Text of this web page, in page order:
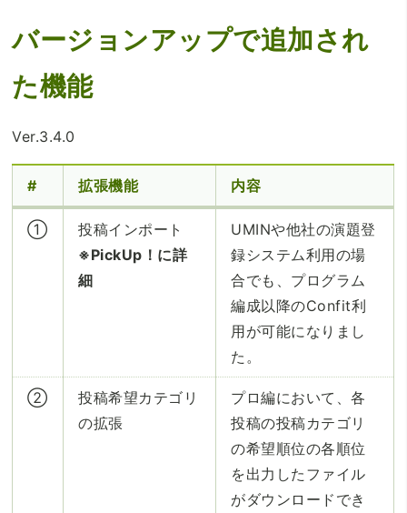
バージョンアップで追加され
た機能
Ver.3.4.0
# 拡張機能 内容
①
投稿インポート
※PickUp！に詳
細
UMINや他社の演題登
録システム利用の場
合でも、プログラム
編成以降のConfit利
用が可能になりまし
た。
②
投稿希望カテゴリ
の拡張
プロ編において、各
投稿の投稿カテゴリ
の希望順位の各順位
を出力したファイル
がダウンロードでき